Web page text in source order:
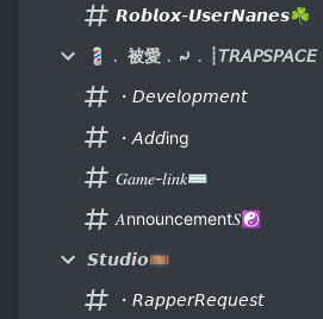
𝙍𝙤𝙗𝙡𝙤𝙭-𝙐𝙨𝙚𝙧𝙉𝙖𝙣𝙚𝙨☘
💈﹒ 被愛﹒⤾﹒┊𝘛𝘙𝘈𝘗𝘚𝘗𝘈𝘊𝘌
・𝘋𝘦𝘷𝘦𝘭𝘰𝘱𝘮𝘦𝘯𝘵
・𝘈𝘥𝘥ing
𝐺𝑎𝑚𝑒-𝑙𝑖𝑛𝑘⌨
𝐴nnouncement𝑆☯
𝙎𝙩𝙪𝙙𝙞𝙤🎞
・𝘙𝘢𝘱𝘱𝘦𝘳𝘙𝘦𝘲𝘶𝘦𝘴𝘵